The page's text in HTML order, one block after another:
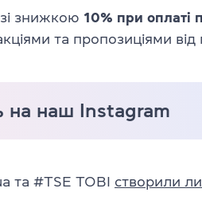
знижкою 10% при оплаті
та пропозиціями від
на наш Instagram
та #TSE TOBI створили